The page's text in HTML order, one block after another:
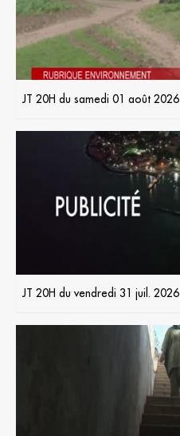
JT 20H du samedi 01 août 2026
JT 20H du vendredi 31 juil. 2026